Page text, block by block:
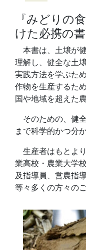
『みどりの
けた必携の書
本書は、土壌が
理解し、健全な土
実践方法を学ぶた
作物を生産するた
国や地域を超えた
そのための、健
まで科学的かつ分
生産者はもとよ
業高校・農業大学
及指導員、営農指
等々多くの方々の